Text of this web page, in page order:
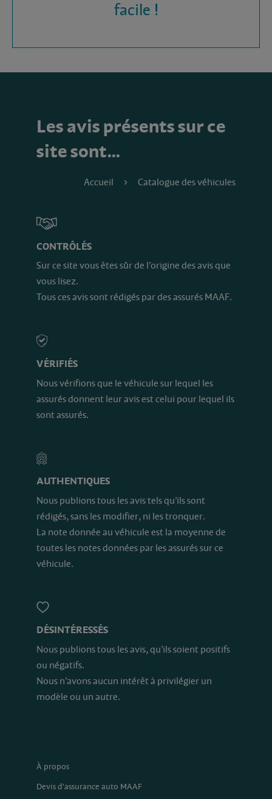
facile !
Les avis présents sur ce
site sont…
Accueil Catalogue des véhicules
CONTRÔLÉS
Sur ce site vous êtes sûr de l’origine des avis que
vous lisez.
Tous ces avis sont rédigés par des assurés MAAF.
VÉRIFIÉS
Nous vérifions que le véhicule sur lequel les
assurés donnent leur avis est celui pour lequel ils
sont assurés.
AUTHENTIQUES
Nous publions tous les avis tels qu’ils sont
rédigés, sans les modifier, ni les tronquer.
La note donnée au véhicule est la moyenne de
toutes les notes données par les assurés sur ce
véhicule.
DÉSINTÉRESSÉS
Nous publions tous les avis, qu’ils soient positifs
ou négatifs.
Nous n’avons aucun intérêt à privilégier un
modèle ou un autre.
À propos
Devis d'assurance auto MAAF